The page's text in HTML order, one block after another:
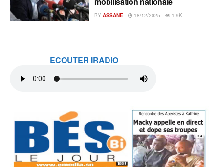
BY ASSANE 18/12/2025 1.9K
ECOUTER IRADIO